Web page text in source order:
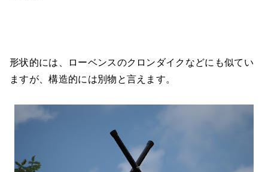
形状的には、ローベンスのクロンダイクなどにも似てい
ますが、構造的には別物と言えます。